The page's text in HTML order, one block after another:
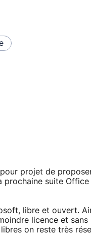
projet de
suite
libre et ouvert.
licence et
on reste très